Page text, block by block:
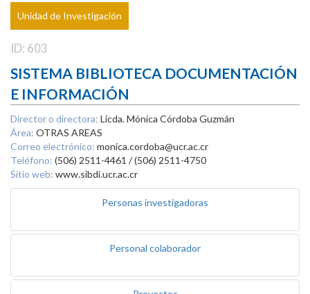
Unidad de Investigación
ID: 603
SISTEMA BIBLIOTECA DOCUMENTACIÓN
E INFORMACIÓN
Director o directora: Licda. Mónica Córdoba Guzmán
Área: OTRAS AREAS
Correo electrónico: monica.cordoba@ucr.ac.cr
Teléfono: (506) 2511-4461 / (506) 2511-4750
Sitio web: www.sibdi.ucr.ac.cr
Personas investigadoras
Personal colaborador